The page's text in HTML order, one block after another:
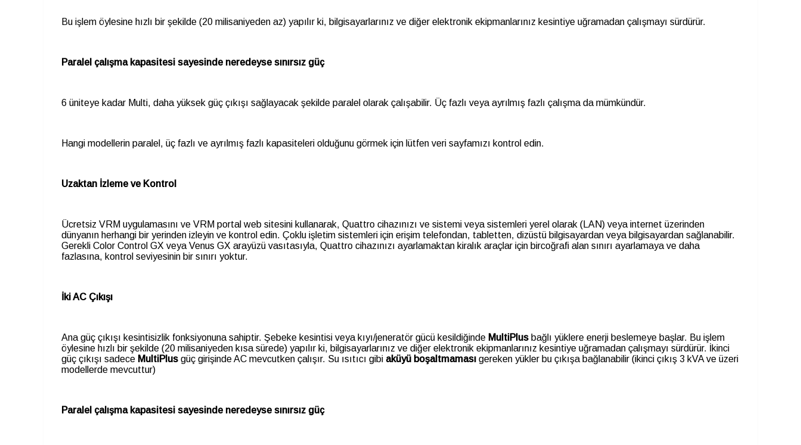
Bu işlem öylesine hızlı bir şekilde (20 milisaniyeden az) yapılır ki, bilgisayarlarınız ve diğer elektronik ekipmanlarınız kesintiye uğramadan çalışmayı sürdürür.
Paralel çalışma kapasitesi sayesinde neredeyse sınırsız güç
6 üniteye kadar Multi, daha yüksek güç çıkışı sağlayacak şekilde paralel olarak çalışabilir. Üç fazlı veya ayrılmış fazlı çalışma da mümkündür.
Hangi modellerin paralel, üç fazlı ve ayrılmış fazlı kapasiteleri olduğunu görmek için lütfen veri sayfamızı kontrol edin.
Uzaktan İzleme ve Kontrol
Ücretsiz VRM uygulamasını ve VRM portal web sitesini kullanarak, Quattro cihazınızı ve sistemi veya sistemleri yerel olarak (LAN) veya internet üzerinden
dünyanın herhangi bir yerinden izleyin ve kontrol edin. Çoklu işletim sistemleri için erişim telefondan, tabletten, dizüstü bilgisayardan veya bilgisayardan sağlanabilir.
Gerekli Color Control GX veya Venus GX arayüzü vasıtasıyla, Quattro cihazınızı ayarlamaktan kiralık araçlar için bircoğrafi alan sınırı ayarlamaya ve daha
fazlasına, kontrol seviyesinin bir sınırı yoktur.
İki AC Çıkışı
Ana güç çıkışı kesintisizlik fonksiyonuna sahiptir. Şebeke kesintisi veya kıyı/jeneratör gücü kesildiğinde MultiPlus bağlı yüklere enerji beslemeye başlar. Bu işlem
öylesine hızlı bir şekilde (20 milisaniyeden kısa sürede) yapılır ki, bilgisayarlarınız ve diğer elektronik ekipmanlarınız kesintiye uğramadan çalışmayı sürdürür. İkinci
güç çıkışı sadece MultiPlus güç girişinde AC mevcutken çalışır. Su ısıtıcı gibi aküyü boşaltmaması gereken yükler bu çıkışa bağlanabilir (ikinci çıkış 3 kVA ve üzeri
modellerde mevcuttur)
Paralel çalışma kapasitesi sayesinde neredeyse sınırsız güç